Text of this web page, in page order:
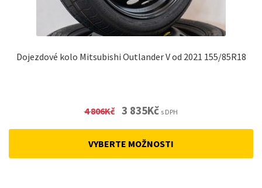
Dojezdové kolo Mitsubishi Outlander V od 2021 155/85R18
4 806Kč Original
3 835KčCurrent
s DPH
VYBERTE MOŽNOSTI